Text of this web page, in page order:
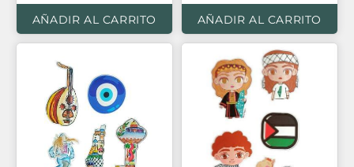
AÑADIR AL CARRITO AÑADIR AL CARRITO